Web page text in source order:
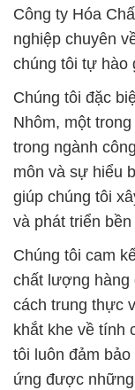
Công ty Hóa
nghiệp chuyên
chúng tôi tự hào
Chúng tôi đặc
Nhôm, một
trong ngành
môn và sự hiểu
giúp chúng tôi
và phát triển
Chúng tôi cam
chất lượng hàng
cách trung thực
khắt khe về tính
tôi luôn đảm
ứng được